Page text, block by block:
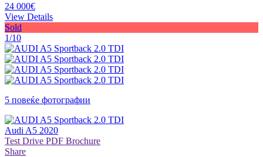
24 000€
View Details
Sold
1/10
5 повеќе фотографии
Audi A5 2020
Test Drive PDF Brochure
Share